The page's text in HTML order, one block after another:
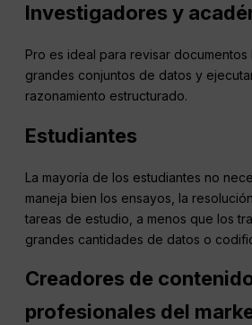
Investigadores y
Pro es ideal para revisar documentos
grandes conjuntos de datos y
razonamiento estructurado.
Estudiantes
La mayoría de los estudiantes no
maneja bien los ensayos, la
tareas de estudio, a menos que los
grandes cantidades de datos o
Creadores de
profesionales del